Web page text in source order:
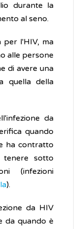
durante la
al seno.
per l'HIV, ma
alle persone
di avere una
quella della
da
quando
ha contratto
tenere sotto
(infezioni
).
da HIV
da quando è